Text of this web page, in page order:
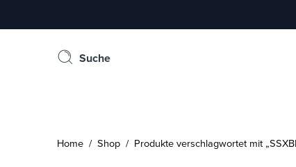
Suche
Home / Shop / Produkte verschlagwortet mit